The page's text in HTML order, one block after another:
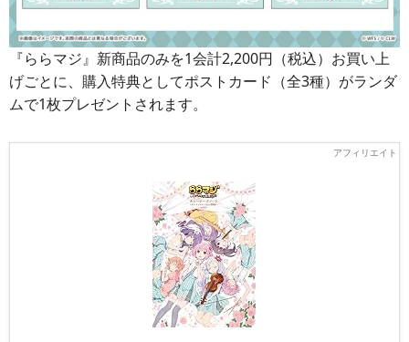
『ららマジ』新商品のみを1会計2,200円（税込）お買い上
げごとに、購入特典としてポストカード（全3種）がランダ
ムで1枚プレゼントされます。